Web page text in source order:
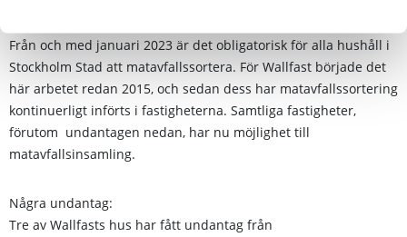
Från och med januari 2023 är det obligatorisk för alla hushåll i
Stockholm Stad att matavfallssortera. För Wallfast började det
här arbetet redan 2015, och sedan dess har matavfallssortering
kontinuerligt införts i fastigheterna. Samtliga fastigheter,
förutom undantagen nedan, har nu möjlighet till
matavfallsinsamling.
Några undantag:
Tre av Wallfasts hus har fått undantag från